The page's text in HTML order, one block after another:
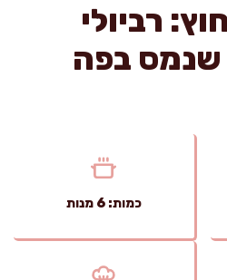
רביולי
שנמס בפה
כמות: 6 מנות